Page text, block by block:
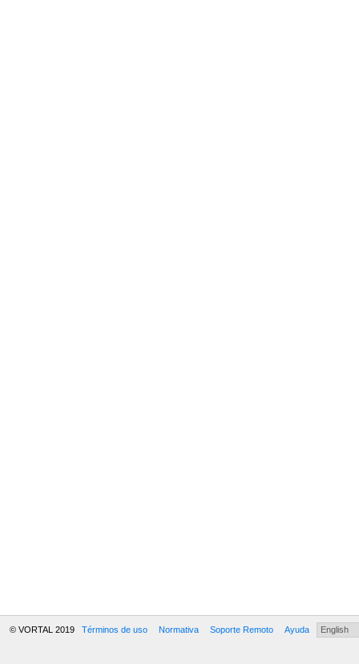
© VORTAL 2019 Términos de uso Normativa Soporte Remoto Ayuda